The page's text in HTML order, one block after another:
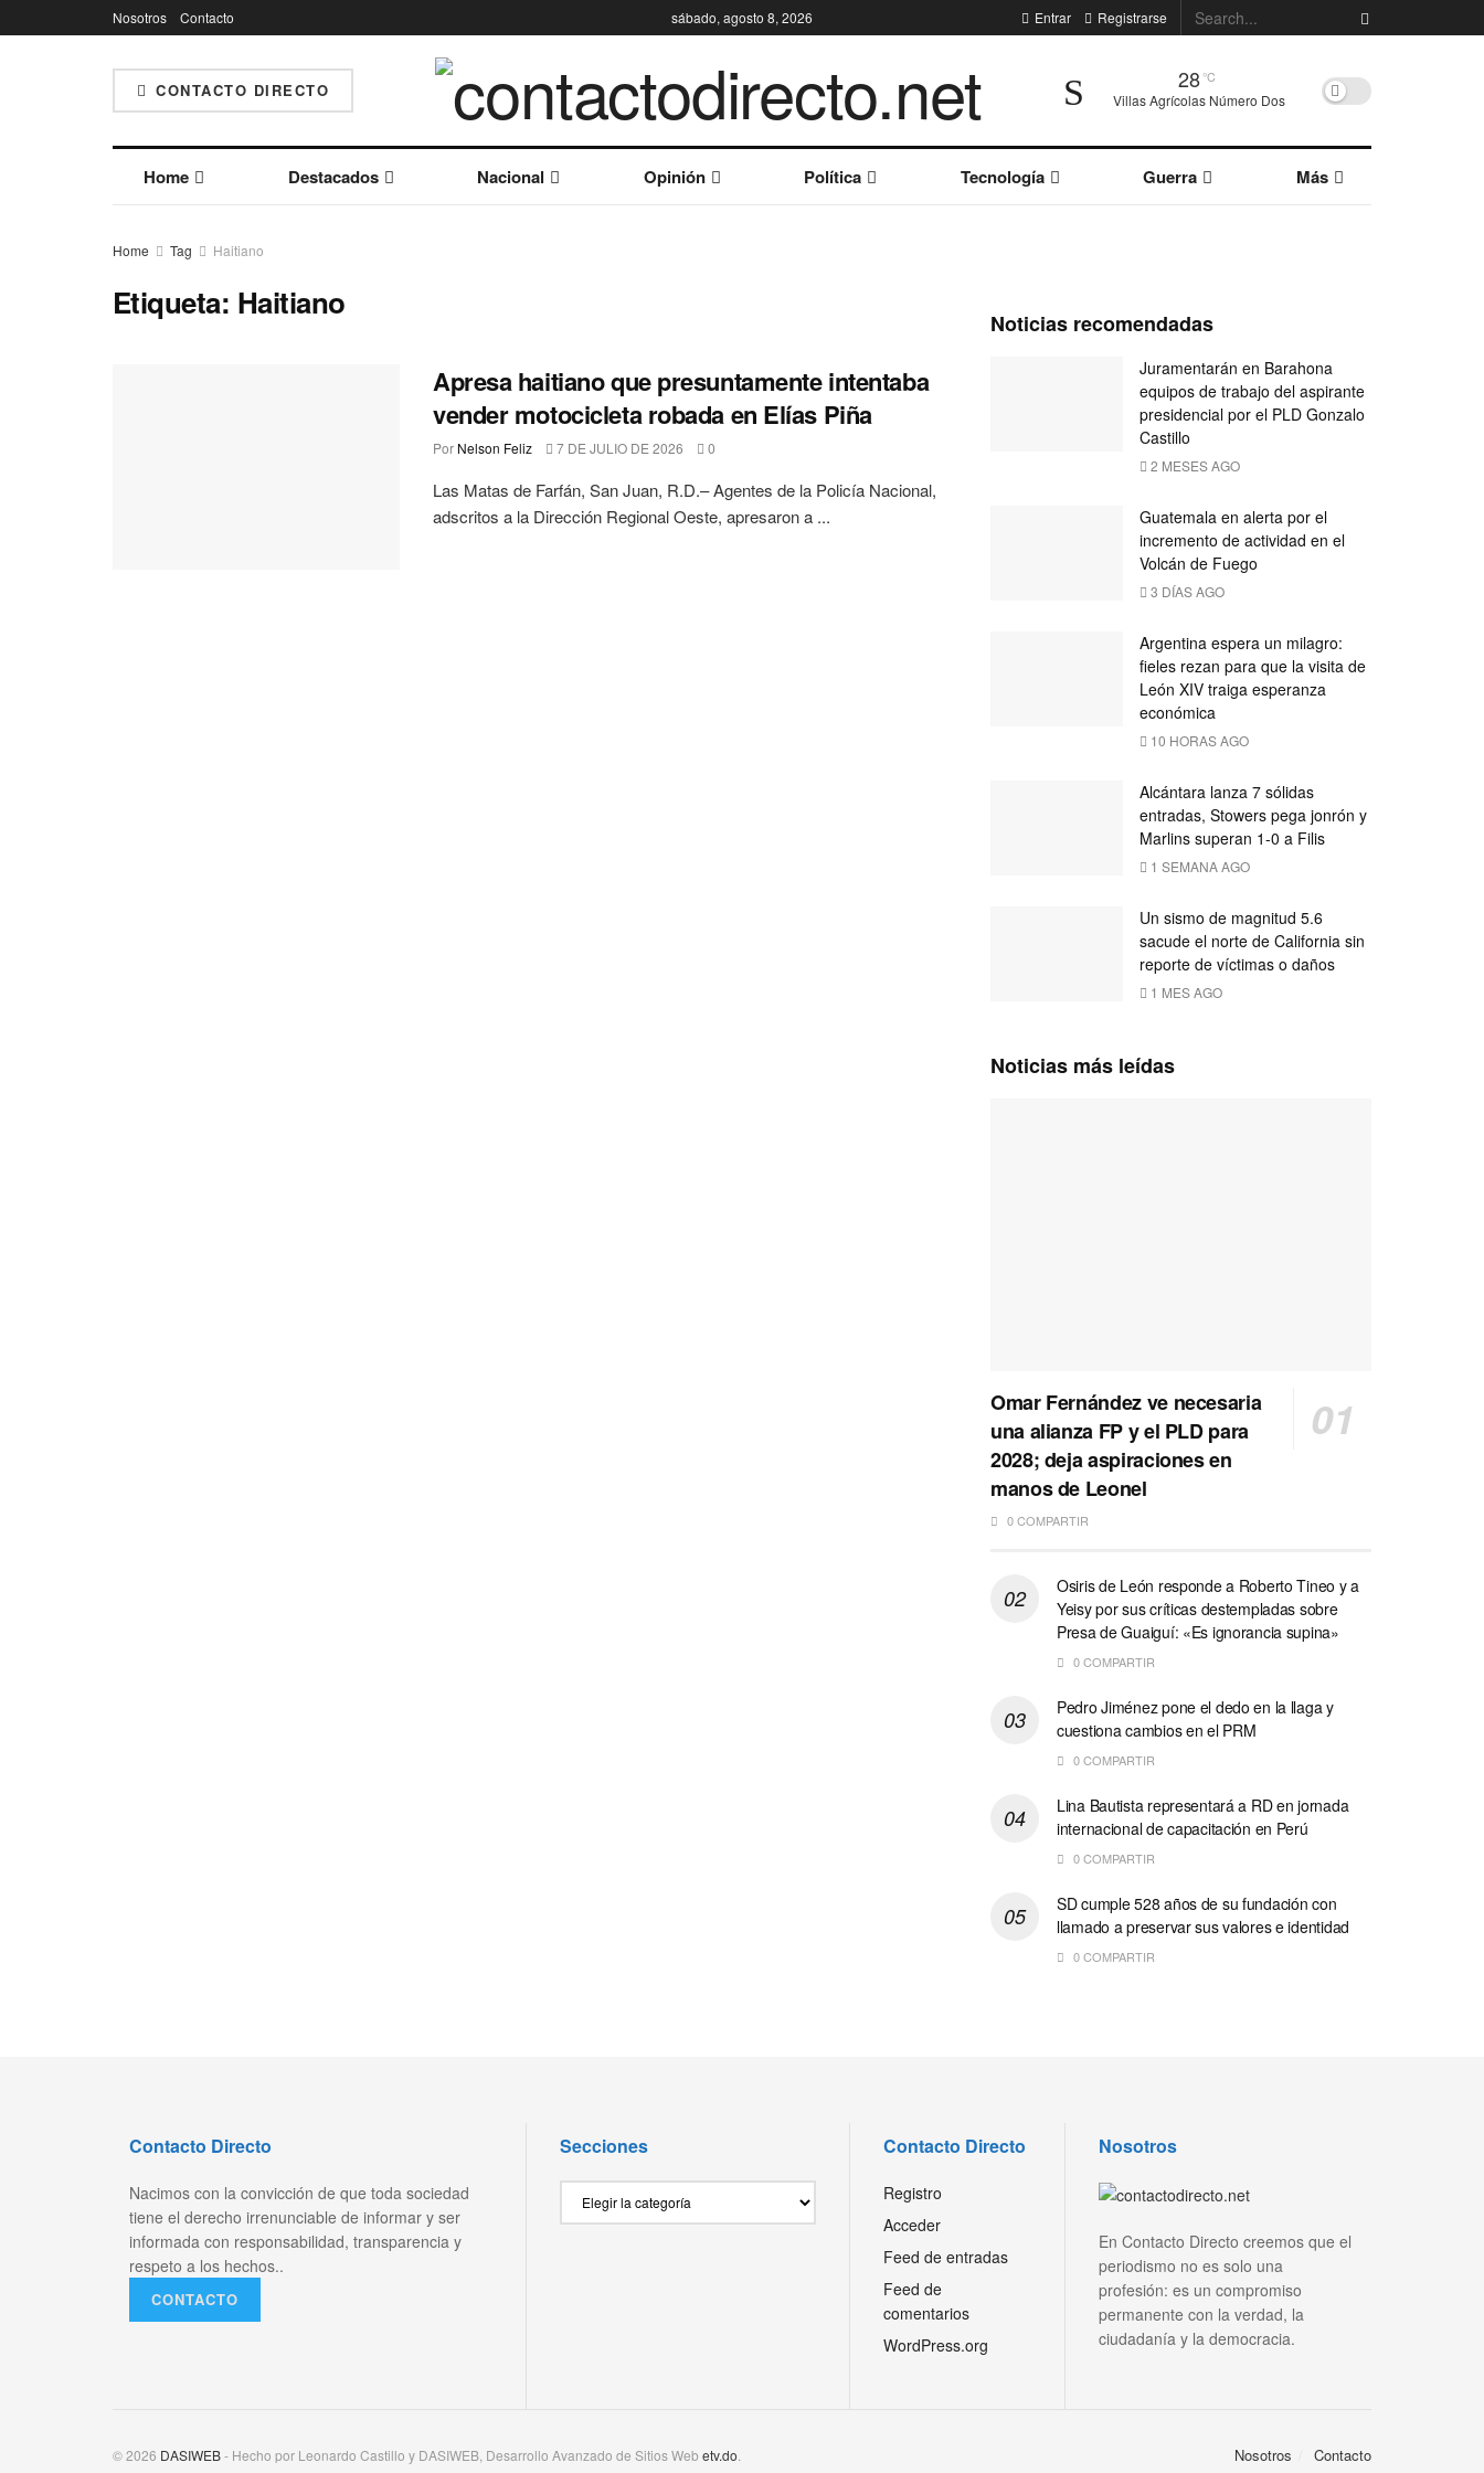
Nosotros Contacto sábado, agosto 8, 2026 Entrar Registrarse
CONTACTO DIRECTO 28°C
Villas Agrícolas Número Dos
Home Destacados Nacional Opinión Política Tecnología Guerra Más
Home Tag Haitiano
Etiqueta: Haitiano
Apresa haitiano que presuntamente intentaba
vender motocicleta robada en Elías Piña
Por Nelson Feliz 7 DE JULIO DE 2026 0
Las Matas de Farfán, San Juan, R.D.– Agentes de la Policía Nacional,
adscritos a la Dirección Regional Oeste, apresaron a ...
Noticias recomendadas
Juramentarán en Barahona
equipos de trabajo del aspirante
presidencial por el PLD Gonzalo
Castillo
2 MESES AGO
Guatemala en alerta por el
incremento de actividad en el
Volcán de Fuego
3 DÍAS AGO
Argentina espera un milagro:
fieles rezan para que la visita de
León XIV traiga esperanza
económica
10 HORAS AGO
Alcántara lanza 7 sólidas
entradas, Stowers pega jonrón y
Marlins superan 1-0 a Filis
1 SEMANA AGO
Un sismo de magnitud 5.6
sacude el norte de California sin
reporte de víctimas o daños
1 MES AGO
Noticias más leídas
Omar Fernández ve necesaria
una alianza FP y el PLD para
2028; deja aspiraciones en
manos de Leonel
0 COMPARTIR
Osiris de León responde a Roberto Tineo y a
Yeisy por sus críticas destempladas sobre
Presa de Guaiguí: «Es ignorancia supina»
0 COMPARTIR
Pedro Jiménez pone el dedo en la llaga y
cuestiona cambios en el PRM
0 COMPARTIR
Lina Bautista representará a RD en jornada
internacional de capacitación en Perú
0 COMPARTIR
SD cumple 528 años de su fundación con
llamado a preservar sus valores e identidad
0 COMPARTIR
Contacto Directo
Nacimos con la convicción de que toda sociedad
tiene el derecho irrenunciable de informar y ser
informada con responsabilidad, transparencia y
respeto a los hechos..
CONTACTO
Secciones Contacto Directo
Registro
Acceder
Feed de entradas
Feed de
comentarios
WordPress.org
Nosotros
En Contacto Directo creemos que el
periodismo no es solo una
profesión: es un compromiso
permanente con la verdad, la
ciudadanía y la democracia.
Nosotros Contacto
© 2026 DASIWEB- Hecho por Leonardo Castillo y DASIWEB, Desarrollo Avanzado de Sitios Web etv.do